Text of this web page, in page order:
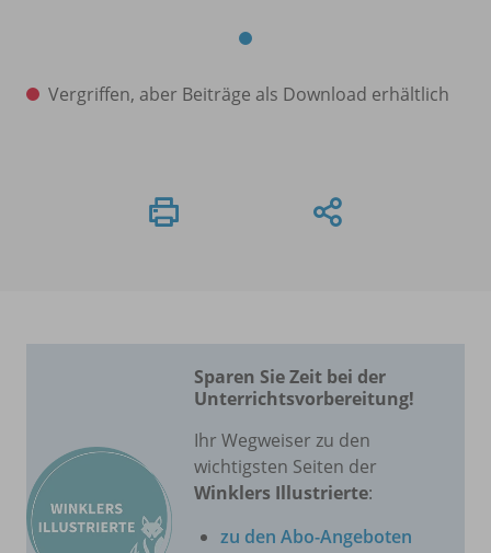
Vergriffen, aber Beiträge als Download erhältlich
Sparen Sie Zeit bei der
Unterrichtsvorbereitung!
Ihr Wegweiser zu den
wichtigsten Seiten der
Winklers Illustrierte:
zu den Abo-Angeboten